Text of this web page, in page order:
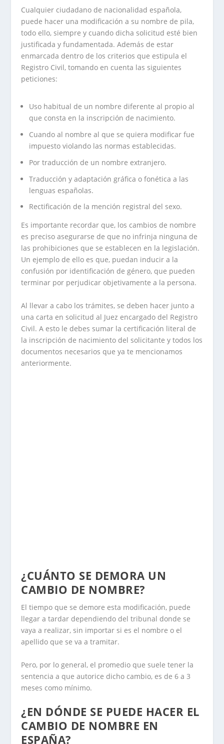
Cualquier ciudadano de nacionalidad española,
puede hacer una modificación a su nombre de pila,
todo ello, siempre y cuando dicha solicitud esté bien
justificada y fundamentada. Además de estar
enmarcada dentro de los criterios que estipula el
Registro Civil, tomando en cuenta las siguientes
peticiones:
Uso habitual de un nombre diferente al propio al
que consta en la inscripción de nacimiento.
Cuando al nombre al que se quiera modificar fue
impuesto violando las normas establecidas.
Por traducción de un nombre extranjero.
Traducción y adaptación gráfica o fonética a las
lenguas españolas.
Rectificación de la mención registral del sexo.
Es importante recordar que, los cambios de nombre
es preciso asegurarse de que no infrinja ninguna de
las prohibiciones que se establecen en la legislación.
Un ejemplo de ello es que, puedan inducir a la
confusión por identificación de género, que pueden
terminar por perjudicar objetivamente a la persona.
Al llevar a cabo los trámites, se deben hacer junto a
una carta en solicitud al Juez encargado del Registro
Civil. A esto le debes sumar la certificación literal de
la inscripción de nacimiento del solicitante y todos los
documentos necesarios que ya te mencionamos
anteriormente.
¿CUÁNTO SE DEMORA UN
CAMBIO DE NOMBRE?
El tiempo que se demore esta modificación, puede
llegar a tardar dependiendo del tribunal donde se
vaya a realizar, sin importar si es el nombre o el
apellido que se va a tramitar.
Pero, por lo general, el promedio que suele tener la
sentencia a que autorice dicho cambio, es de 6 a 3
meses como mínimo.
¿EN DÓNDE SE PUEDE HACER EL
CAMBIO DE NOMBRE EN
ESPAÑA?